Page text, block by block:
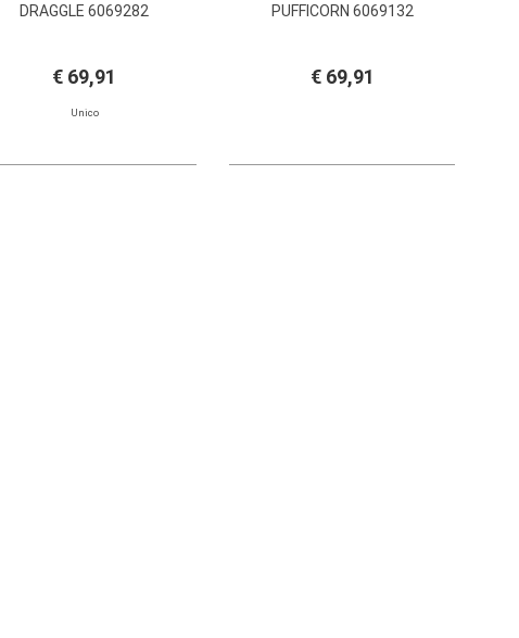
DRAGGLE 6069282
€ 69,91
Unico
PUFFICORN 6069132
€ 69,91